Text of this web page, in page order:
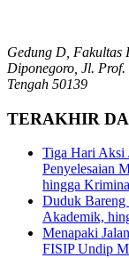
Gedung D, Fakultas
Diponegoro, Jl. Prof.
Tengah 50139
TERAKHIR
Tiga Hari Aksi
Penyelesaian
hingga
Duduk Bareng
Akademik,
Menapaki
FISIP Undip